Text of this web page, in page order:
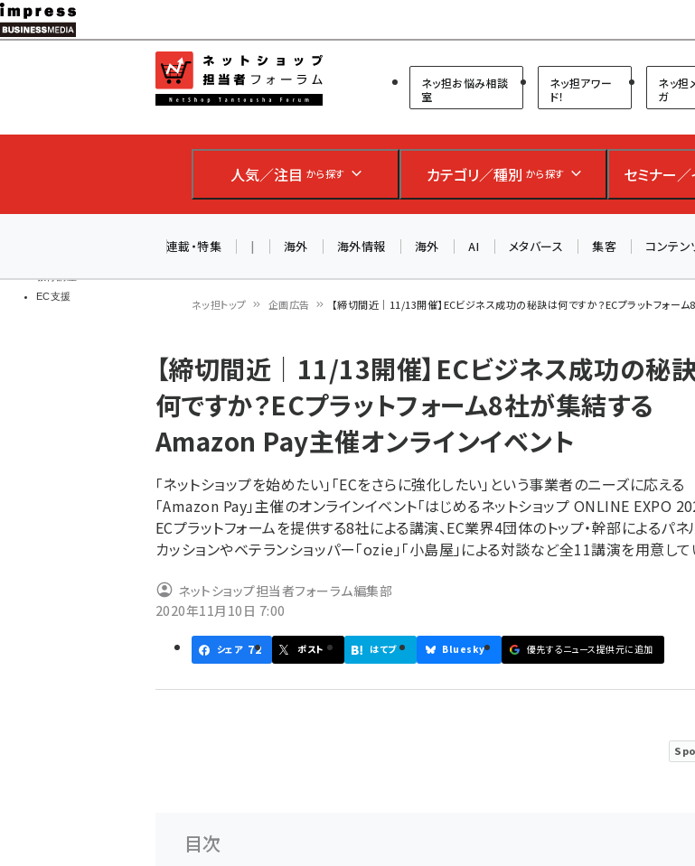
メ
イ
ン
ツ
移
教育講座
EC支援
ネットショップ担当者フォーラム
ネッ担お悩み相談
室
ネッ担アワー
ド！
ネッ担
ガ
人気／注目 から探す カテゴリ／種別 から探す セミナー／
連載・特集 | 海外 海外情報 海外 AI メタバース 集客 コンテン
ン
く
ず
ネッ担トップ 企画広告 【締切間近｜11/13開催】ECビジネス成功の秘訣は何ですか？ECプラットフォ
【締切間近｜11/13開催】ECビジネス成功の秘
何ですか？ECプラットフォーム8社が集結する
Amazon Pay主催オンラインイベント
「ネットショップを始めたい」「ECをさらに強化したい」という事業者のニーズに応える
「Amazon Pay」主催のオンラインイベント「はじめるネットショップ ONLINE EXPO
ECプラットフォームを提供する8社による講演、EC業界4団体のトップ・幹部によるパネ
カッションやベテランショッパー「ozie」「小島屋」による対談など全11講演を用意し
ネットショップ担当者フォーラム編集部
2020年11月10日 7:00
シェア 72 ポスト はてブ Bluesky 優先するニュース提供元に追加
目次